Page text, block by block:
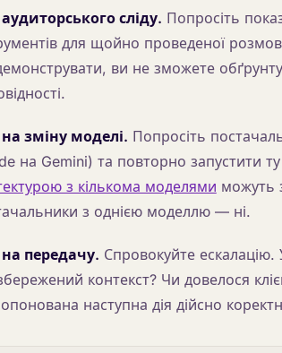
аудиторського сліду. Попросіть
для щойно проведеної
ви не зможете
на зміну моделі. Попросіть
на Gemini) та повторно запустити
з кількома моделями можуть
з однією моделлю — ні.
на передачу. Спровокуйте
контекст? Чи довелося
наступна дія дійсно